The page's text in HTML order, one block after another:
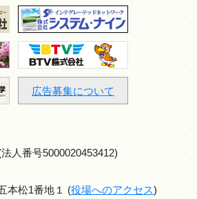
広告募集について
法人番号5000020453412)
本松1番地１ (役場へのアクセス)